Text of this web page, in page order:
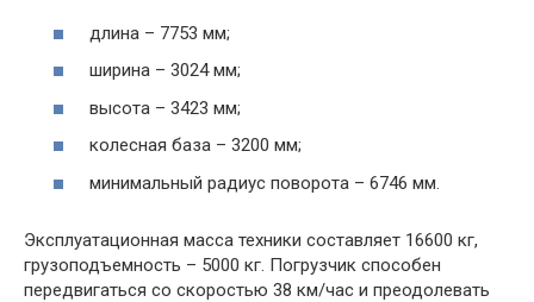
длина – 7753 мм;
ширина – 3024 мм;
высота – 3423 мм;
колесная база – 3200 мм;
минимальный радиус поворота – 6746 мм.
Эксплуатационная масса техники составляет 16600 кг,
грузоподъемность – 5000 кг. Погрузчик способен
передвигаться со скоростью 38 км/час и преодолевать